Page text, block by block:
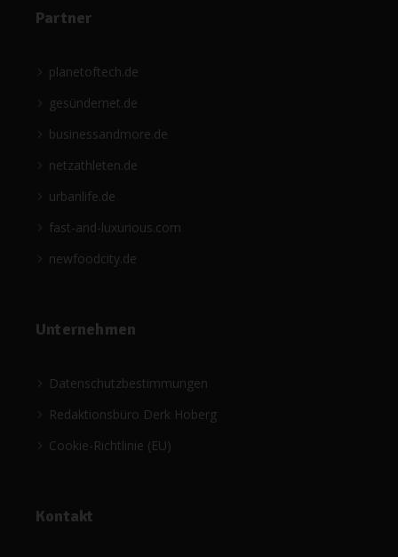
Partner
planetoftech.de
gesündernet.de
businessandmore.de
netzathleten.de
urbanlife.de
fast-and-luxurious.com
newfoodcity.de
Unternehmen
Datenschutzbestimmungen
Redaktionsbüro Derk Hoberg
Cookie-Richtlinie (EU)
Kontakt